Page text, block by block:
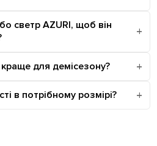
светр AZURI, щоб він
для демісезону?
в потрібному розмірі?